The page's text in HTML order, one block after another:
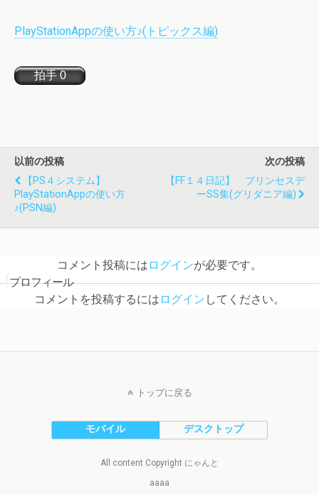
PlayStationAppの使い方♪(トピックス編)
以前の投稿
【PS４システム】
PlayStationAppの使い方
♪(PSN編)
次の投稿
【FF１４日記】 プリンセスデ
ーSS集(グリダニア編)
コメント投稿には ログインが必要です。
プロフィール
コメントを投稿するには ログイン してください。
トップに戻る
モバイル デスクトップ
All content Copyright にゃんと
aaaa